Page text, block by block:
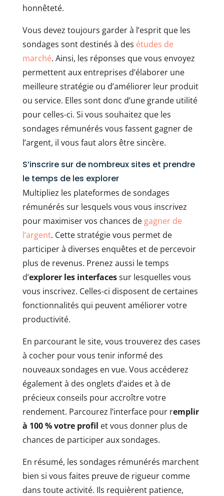
honnêteté.
Vous devez toujours garder à l’esprit que les
sondages sont destinés à des études de
marché. Ainsi, les réponses que vous envoyez
permettent aux entreprises d’élaborer une
meilleure stratégie ou d’améliorer leur produit
ou service. Elles sont donc d’une grande utilité
pour celles-ci. Si vous souhaitez que les
sondages rémunérés vous fassent gagner de
l’argent, il vous faut alors être sincère.
S’inscrire sur de nombreux sites et prendre
le temps de les explorer
Multipliez les plateformes de sondages
rémunérés sur lesquels vous vous inscrivez
pour maximiser vos chances de gagner de
l’argent. Cette stratégie vous permet de
participer à diverses enquêtes et de percevoir
plus de revenus. Prenez aussi le temps
d’explorer les interfacessur lesquelles vous
vous inscrivez. Celles-ci disposent de certaines
fonctionnalités qui peuvent améliorer votre
productivité.
En parcourant le site, vous trouverez des cases
à cocher pour vous tenir informé des
nouveaux sondages en vue. Vous accéderez
également à des onglets d’aides et à de
précieux conseils pour accroître votre
rendement. Parcourez l’interface pour remplir
à 100 % votre profil et vous donner plus de
chances de participer aux sondages.
En résumé, les sondages rémunérés marchent
bien si vous faites preuve de rigueur comme
dans toute activité. Ils requièrent patience,